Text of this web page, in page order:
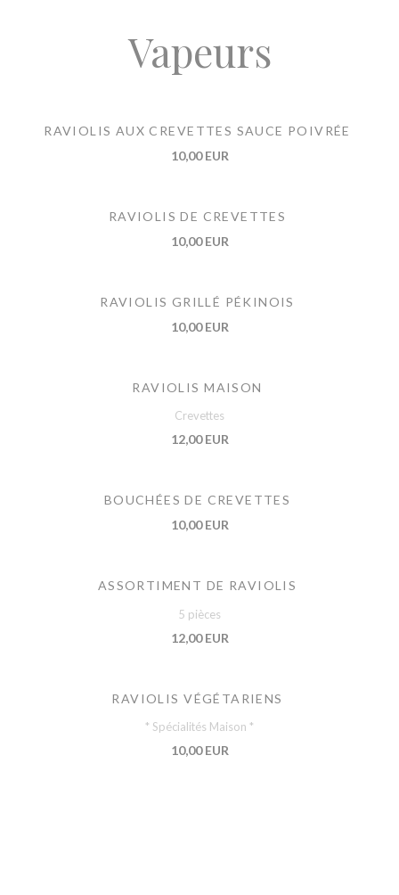
Vapeurs
RAVIOLIS AUX CREVETTES SAUCE POIVRÉE
10,00 EUR
RAVIOLIS DE CREVETTES
10,00 EUR
RAVIOLIS GRILLÉ PÉKINOIS
10,00 EUR
RAVIOLIS MAISON
Crevettes
12,00 EUR
BOUCHÉES DE CREVETTES
10,00 EUR
ASSORTIMENT DE RAVIOLIS
5 pièces
12,00 EUR
RAVIOLIS VÉGÉTARIENS
* Spécialités Maison *
10,00 EUR